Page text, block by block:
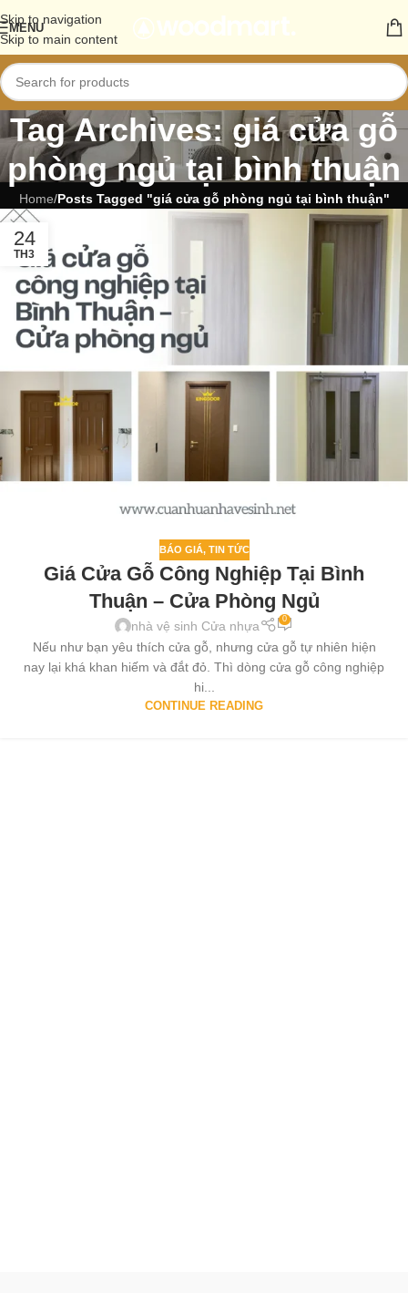
Skip to navigation
Skip to main content
MENU
Tag Archives: giá cửa gỗ
phòng ngủ tại bình thuận
Home/Posts Tagged "giá cửa gỗ phòng ngủ tại bình thuận"
24
TH3
BÁO GIÁ, TIN TỨC
Giá Cửa Gỗ Công Nghiệp Tại Bình
Thuận – Cửa Phòng Ngủ
nhà vệ sinh Cửa nhựa 0
Nếu như bạn yêu thích cửa gỗ, nhưng cửa gỗ tự nhiên hiện
nay lại khá khan hiếm và đắt đỏ. Thì dòng cửa gỗ công nghiệp
hi...
CONTINUE READING